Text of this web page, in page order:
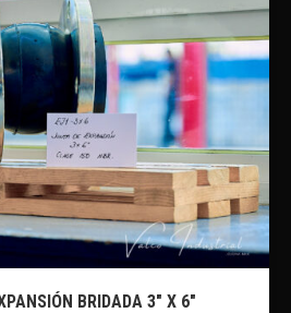
BRIDADA 3″ X 6″